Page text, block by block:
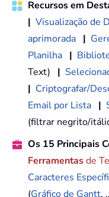
Recursos em
| Visualização de
aprimorada |
Planilha |
Text) |
| Criptografar/
Email por Lista |
(filtrar negrito/
Os 15 Principais
Ferramentasde
Caracteres
(Gráfico de Gantt,